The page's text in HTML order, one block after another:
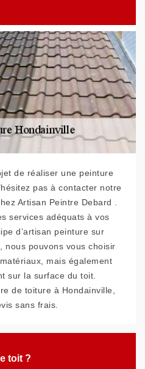
de réaliser une peinture
pas à contacter notre
Artisan Peintre Debard .
services adéquats à vos
d’artisan peinture sur
nous pouvons vous choisir
mais également
sur la surface du toit.
de toiture à Hondainville,
sans frais.
toit ?